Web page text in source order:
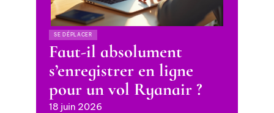
SE DÉPLACER
Faut-il absolument
s’enregistrer en ligne
pour un vol Ryanair ?
18 juin 2026